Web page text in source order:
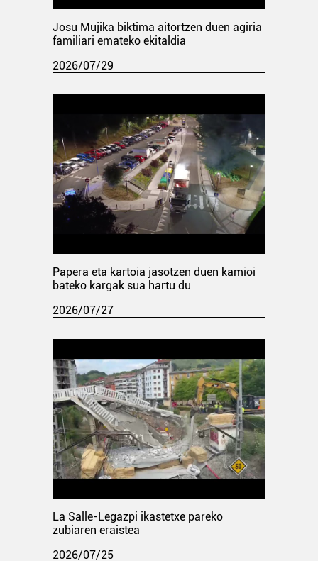
Josu Mujika biktima aitortzen duen agiria
familiari emateko ekitaldia
2026/07/29
Papera eta kartoia jasotzen duen kamioi
bateko kargak sua hartu du
2026/07/27
La Salle-Legazpi ikastetxe pareko
zubiaren eraistea
2026/07/25